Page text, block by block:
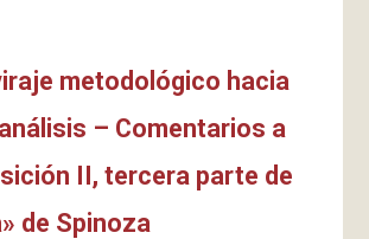
metodológico hacia
– Comentarios a
II, tercera parte de
de Spinoza